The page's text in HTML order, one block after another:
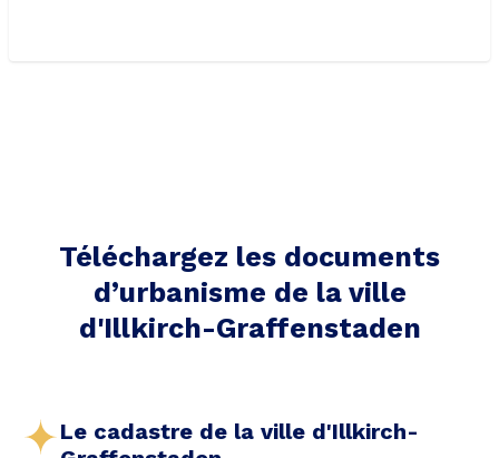
Téléchargez les documents
d’urbanisme de la ville
d'Illkirch-Graffenstaden
Le cadastre de la ville d'Illkirch-